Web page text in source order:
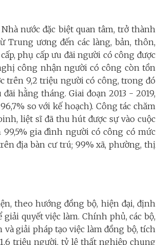
nước đặc biệt quan tâm, trở thành
Trung ương đến các làng, bản, thôn,
phụ cấp ưu đãi người có công được
công nhận người có công còn tồn
trên 9,2 triệu người có công, trong đó
hằng tháng. Giai đoạn 2013 - 2019,
so với kế hoạch). Công tác chăm
liệt sĩ đã thu hút được sự vào cuộc
gia đình người có công có mức
địa bàn cư trú; 99% xã, phường, thị
theo hướng đồng bộ, hiện đại, định
quyết việc làm. Chính phủ, các bộ,
giải pháp tạo việc làm đồng bộ, tích
triệu người, tỷ lệ thất nghiệp chung